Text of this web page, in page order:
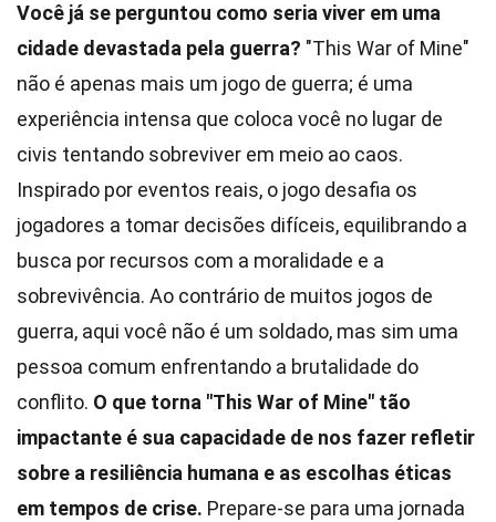
Você já se perguntou como seria viver em uma
cidade devastada pela guerra? "This War of Mine"
não é apenas mais um jogo de guerra; é uma
experiência intensa que coloca você no lugar de
civis tentando sobreviver em meio ao caos.
Inspirado por eventos reais, o jogo desafia os
jogadores a tomar decisões difíceis, equilibrando a
busca por recursos com a moralidade e a
sobrevivência. Ao contrário de muitos jogos de
guerra, aqui você não é um soldado, mas sim uma
pessoa comum enfrentando a brutalidade do
conflito. O que torna "This War of Mine" tão
impactante é sua capacidade de nos fazer refletir
sobre a resiliência humana e as escolhas éticas
em tempos de crise. Prepare-se para uma jornada